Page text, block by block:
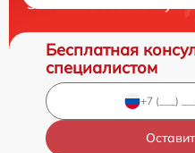
Бесплатная
специалистом